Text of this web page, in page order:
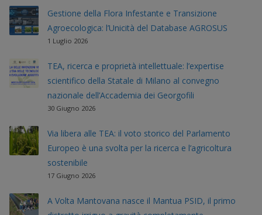
Gestione della Flora Infestante e Transizione
Agroecologica: l’Unicità del Database AGROSUS
1 Luglio 2026
TEA, ricerca e proprietà intellettuale: l’expertise
scientifico della Statale di Milano al convegno
nazionale dell’Accademia dei Georgofili
30 Giugno 2026
Via libera alle TEA: il voto storico del Parlamento
Europeo è una svolta per la ricerca e l’agricoltura
sostenibile
17 Giugno 2026
A Volta Mantovana nasce il Mantua PSID, il primo